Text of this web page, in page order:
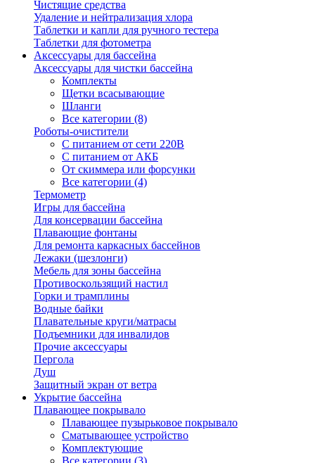
Чистящие средства
Удаление и нейтрализация хлора
Таблетки и капли для ручного тестера
Таблетки для фотометра
Аксессуары для бассейна
Аксессуары для чистки бассейна
Комплекты
Щетки всасывающие
Шланги
Все категории (8)
Роботы-очистители
С питанием от сети 220В
С питанием от АКБ
От скиммера или форсунки
Все категории (4)
Термометр
Игры для бассейна
Для консервации бассейна
Плавающие фонтаны
Для ремонта каркасных бассейнов
Лежаки (шезлонги)
Мебель для зоны бассейна
Противоскользящий настил
Горки и трамплины
Водные байки
Плавательные круги/матрасы
Подъемники для инвалидов
Прочие аксессуары
Пергола
Душ
Защитный экран от ветра
Укрытие бассейна
Плавающее покрывало
Плавающее пузырьковое покрывало
Сматывающее устройство
Комплектующие
Все категории (3)